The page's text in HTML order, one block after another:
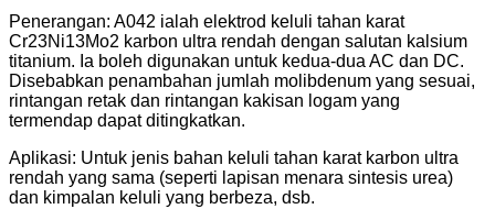
Penerangan: A042 ialah elektrod keluli tahan karat
Cr23Ni13Mo2 karbon ultra rendah dengan salutan kalsium
titanium. Ia boleh digunakan untuk kedua-dua AC dan DC.
Disebabkan penambahan jumlah molibdenum yang sesuai,
rintangan retak dan rintangan kakisan logam yang
termendap dapat ditingkatkan.
Aplikasi: Untuk jenis bahan keluli tahan karat karbon ultra
rendah yang sama (seperti lapisan menara sintesis urea)
dan kimpalan keluli yang berbeza, dsb.